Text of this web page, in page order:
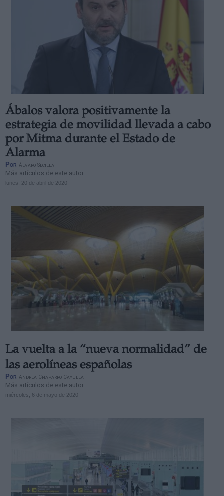
Ábalos valora positivamente la
estrategia de movilidad llevada a cabo
por Mitma durante el Estado de
Alarma
Por Álvaro Secilla
Más artículos de este autor
lunes, 20 de abril de 2020
La vuelta a la “nueva normalidad” de
las aerolíneas españolas
Por Andrea Chaparro Cayuela
Más artículos de este autor
miércoles, 6 de mayo de 2020